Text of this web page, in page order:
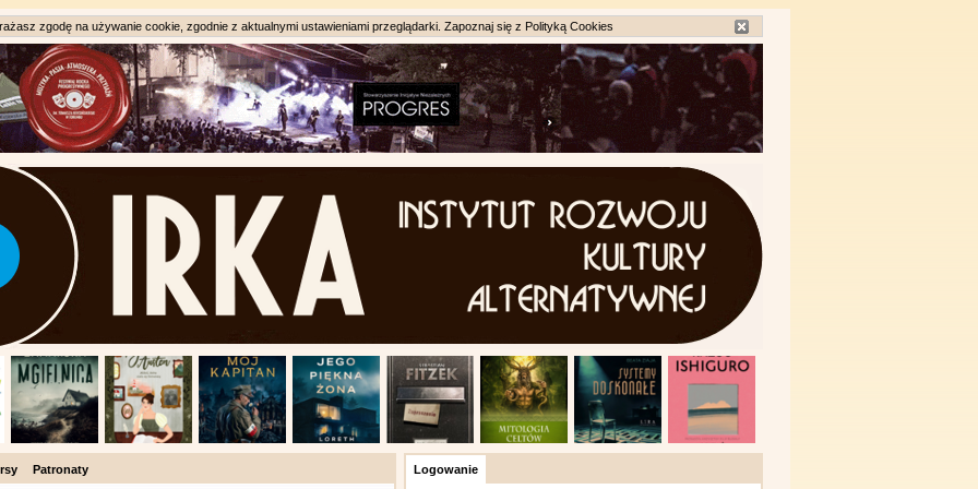
zgodę na używanie cookie, zgodnie z aktualnymi ustawieniami przeglądarki. Zapoznaj się z Polityką Cookies
Patronaty Logowanie